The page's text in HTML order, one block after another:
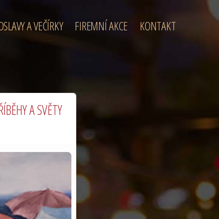
A VEČÍRKY FIREMNÍ AKCE KONTAKT
A SVĚTY